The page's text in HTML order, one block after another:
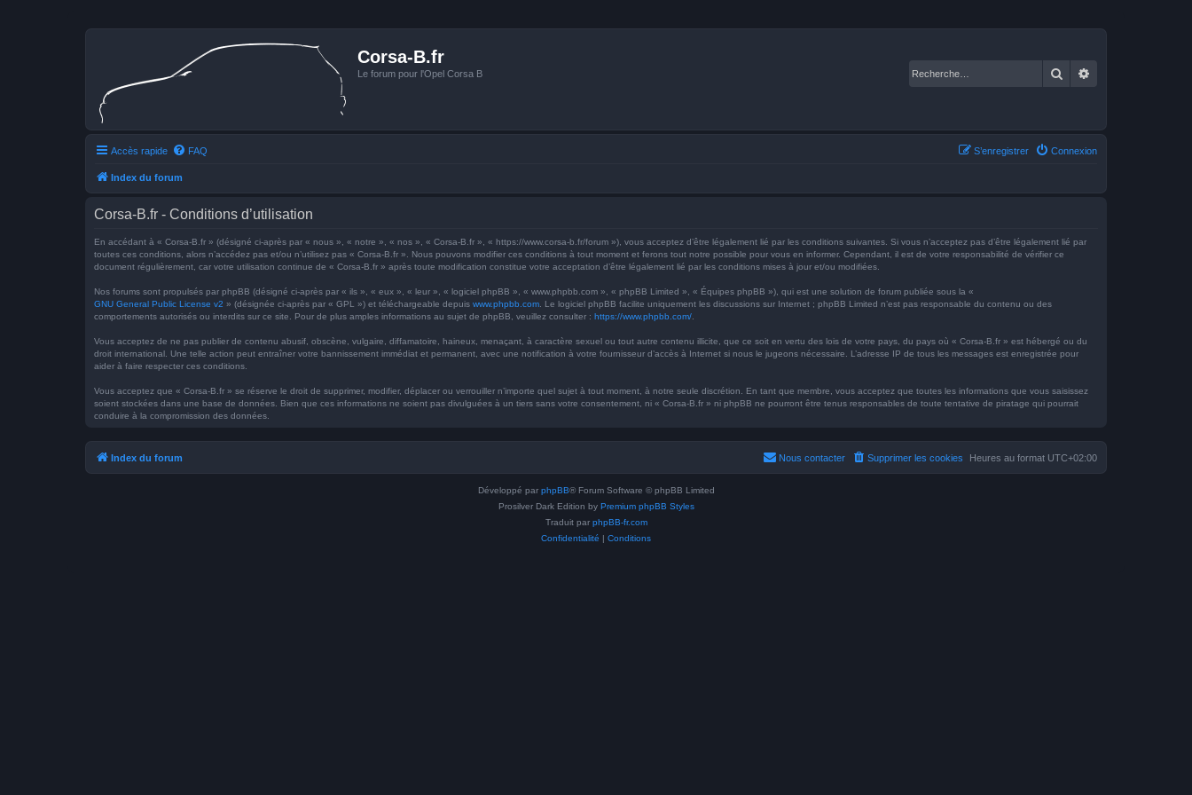
Corsa-B.fr
Le forum pour l'Opel Corsa B Rechercher
Accès rapide FAQ Connexion
S’enregistrer
Index du forum
Corsa-B.fr - Conditions d’utilisation
En accédant à « Corsa-B.fr » (désigné ci-après par « nous », « notre », « nos », « Corsa-B.fr », « https://www.corsa-b.fr/forum »), vous acceptez d’être légalement lié par les conditions suivantes. Si vous n’acceptez pas d’être légalement lié par
toutes ces conditions, alors n’accédez pas et/ou n’utilisez pas « Corsa-B.fr ». Nous pouvons modifier ces conditions à tout moment et ferons tout notre possible pour vous en informer. Cependant, il est de votre responsabilité de vérifier ce
document régulièrement, car votre utilisation continue de « Corsa-B.fr » après toute modification constitue votre acceptation d’être légalement lié par les conditions mises à jour et/ou modifiées.
Nos forums sont propulsés par phpBB (désigné ci-après par « ils », « eux », « leur », « logiciel phpBB », « www.phpbb.com », « phpBB Limited », « Équipes phpBB »), qui est une solution de forum publiée sous la «
GNU General Public License v2 » (désignée ci-après par « GPL ») et téléchargeable depuis www.phpbb.com . Le logiciel phpBB facilite uniquement les discussions sur Internet ; phpBB Limited n’est pas responsable du contenu ou des
comportements autorisés ou interdits sur ce site. Pour de plus amples informations au sujet de phpBB, veuillez consulter : https://www.phpbb.com/
Vous acceptez de ne pas publier de contenu abusif, obscène, vulgaire, diffamatoire, haineux, menaçant, à caractère sexuel ou tout autre contenu illicite, que ce soit en vertu des lois de votre pays, du pays où « Corsa-B.fr » est hébergé ou du
droit international. Une telle action peut entraîner votre bannissement immédiat et permanent, avec une notification à votre fournisseur d’accès à Internet si nous le jugeons nécessaire. L’adresse IP de tous les messages est enregistrée pour
aider à faire respecter ces conditions.
Vous acceptez que « Corsa-B.fr » se réserve le droit de supprimer, modifier, déplacer ou verrouiller n’importe quel sujet à tout moment, à notre seule discrétion. En tant que membre, vous acceptez que toutes les informations que vous saisissez
soient stockées dans une base de données. Bien que ces informations ne soient pas divulguées à un tiers sans votre consentement, ni « Corsa-B.fr » ni phpBB ne pourront être tenus responsables de toute tentative de piratage qui pourrait
conduire à la compromission des données.
Index du forum Heures au format UTC+02:00
Supprimer les cookies
Nous contacter
Développé par phpBB® Forum Software © phpBB Limited
Prosilver Dark Edition by Premium phpBB Styles
Traduit par phpBB-fr.com
Confidentialité | Conditions